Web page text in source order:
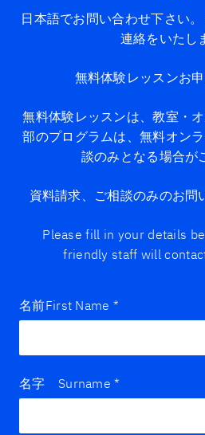
日本語でお問い合わせ下さい
連絡をいたし
無料体験レッスンお
無料体験レッスンは、教室・
部のプログラムは、無料オン
談のみとなる場合が
資料請求、ご相談のみのお問
Please fill in your details
friendly staff will
名前First Name *
名字 Surname *